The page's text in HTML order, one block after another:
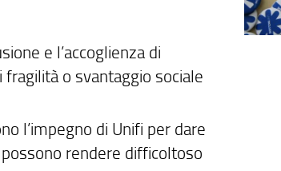
e l’accoglienza di
o svantaggio sociale
l’impegno di Unifi per dare
rendere difficoltoso